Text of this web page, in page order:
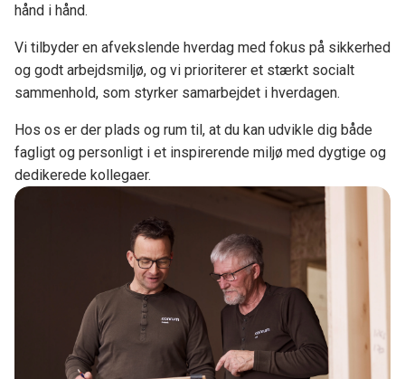
hånd i hånd.
Vi tilbyder en afvekslende hverdag med fokus på sikkerhed
og godt arbejdsmiljø, og vi prioriterer et stærkt socialt
sammenhold, som styrker samarbejdet i hverdagen.
Hos os er der plads og rum til, at du kan udvikle dig både
fagligt og personligt i et inspirerende miljø med dygtige og
dedikerede kollegaer.